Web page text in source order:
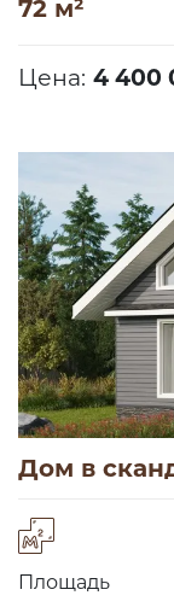
72 м²
Цена: 4 400
Дом в
Площадь